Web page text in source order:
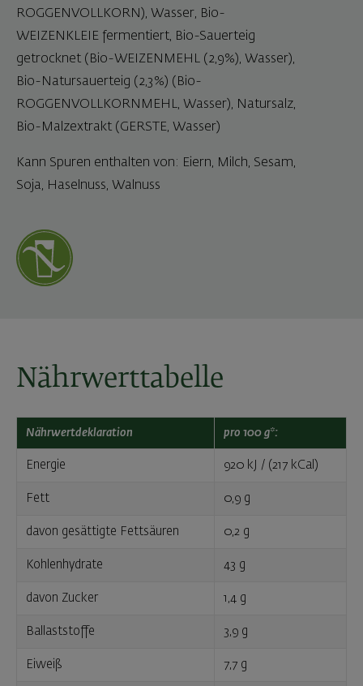
ROGGENVOLLKORN), Wasser, Bio-
WEIZENKLEIE fermentiert, Bio-Sauerteig
getrocknet (Bio-WEIZENMEHL (2,9%), Wasser),
Bio-Natursauerteig (2,3%) (Bio-
ROGGENVOLLKORNMEHL, Wasser), Natursalz,
Bio-Malzextrakt (GERSTE, Wasser)
Kann Spuren enthalten von: Eiern, Milch, Sesam,
Soja, Haselnuss, Walnuss
Nährwerttabelle
Nährwertdeklaration pro 100 g*:
Energie 920 kJ / (217 kCal)
Fett 0,9 g
davon gesättigte Fettsäuren 0,2 g
Kohlenhydrate 43 g
davon Zucker 1,4 g
Ballaststoffe 3,9 g
Eiweiß 7,7 g